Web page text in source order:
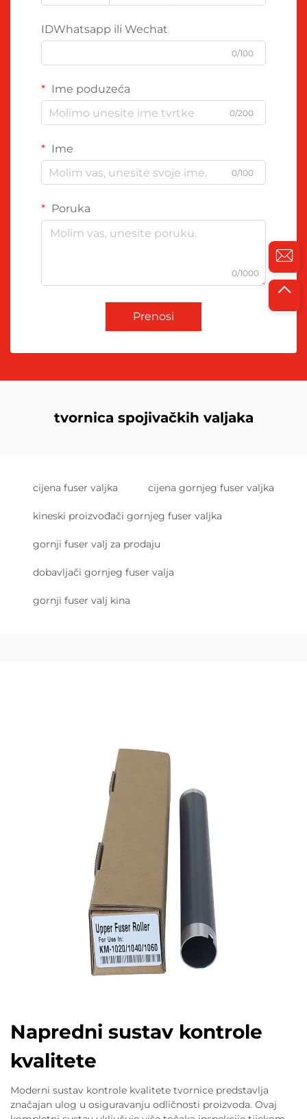
IDWhatsapp ili Wechat
0/100
Ime poduzeća
0/200
Ime
0/100
Poruka
0/1000
Prenosi
tvornica spojivačkih valjaka
cijena fuser valjka cijena gornjeg fuser valjka
kineski proizvođači gornjeg fuser valjka
gornji fuser valj za prodaju
dobavljači gornjeg fuser valja
gornji fuser valj kina
Napredni sustav kontrole
kvalitete
Moderni sustav kontrole kvalitete tvornice predstavlja
značajan ulog u osiguravanju odličnosti proizvoda. Ovaj